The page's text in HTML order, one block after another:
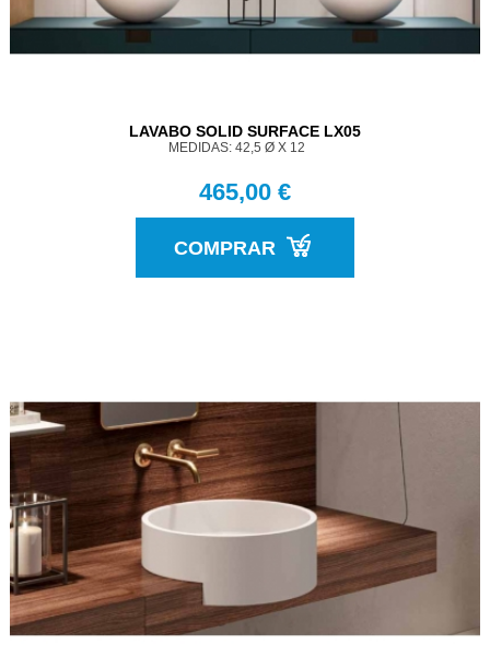
LAVABO SOLID SURFACE LX05
MEDIDAS: 42,5 Ø X 12
465,00 €
COMPRAR